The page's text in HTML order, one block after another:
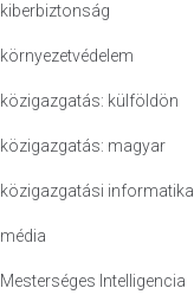
kiberbiztonság
környezetvédelem
közigazgatás: külföldön
közigazgatás: magyar
közigazgatási informatika
média
Mesterséges Intelligencia